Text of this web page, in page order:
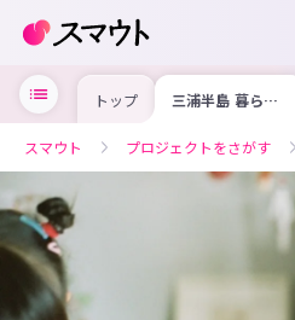
トップ 三浦半島 暮らし
紹介記① 今日も
ー 小さな手と歩
く、この土地での
暮らし
スマウト プロジェクトをさがす